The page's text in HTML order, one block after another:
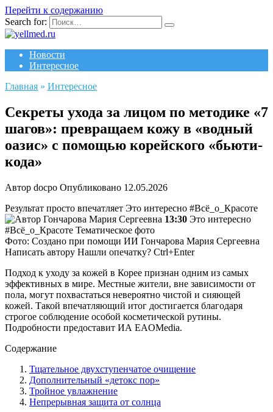
Перейти к содержанию
Search for:
Новости
Интересное
Главная » Интересное
Секреты ухода за лицом по методике «7
шагов»: превращаем кожу в «водный
оазис» с помощью корейского «бьюти-
кода»
Автор docpo Опубликовано 12.05.2026
Результат просто впечатляет Это интересно #Всё_о_Красоте
Гончарова Мария Сергеевна 13:30 Это интересно
#Всё_о_Красоте Тематическое фото
Фото: Создано при помощи ИИ Гончарова Мария Сергеевна
Написать автору Нашли опечатку? Ctrl+Enter
Подход к уходу за кожей в Корее признан одним из самых
эффективных в мире. Местные жители, вне зависимости от
пола, могут похвастаться невероятно чистой и сияющей
кожей. Такой впечатляющий итог достигается благодаря
строгое соблюдение особой косметической рутины.
Подробности предоставит ИА EAOMedia.
Содержание
Тщательное двухступенчатое очищение
Дополнительный «детокс пор»
Тройное увлажнение
Непрерывная защита от солнца